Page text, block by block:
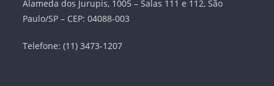
Alameda dos Jurupis, 1005 – Salas 111 e 112, São
Paulo/SP – CEP: 04088-003
Telefone: (11) 3473-1207